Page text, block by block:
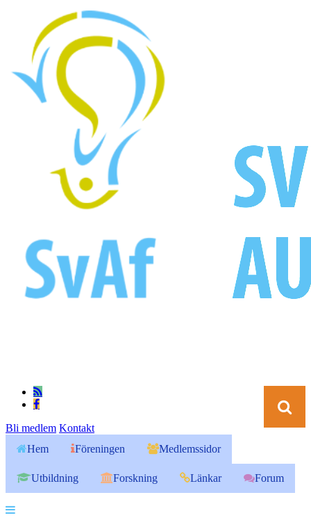
Bli medlem Kontakt
Hem
Föreningen Medlemssidor
Utbildning Forskning Länkar Forum